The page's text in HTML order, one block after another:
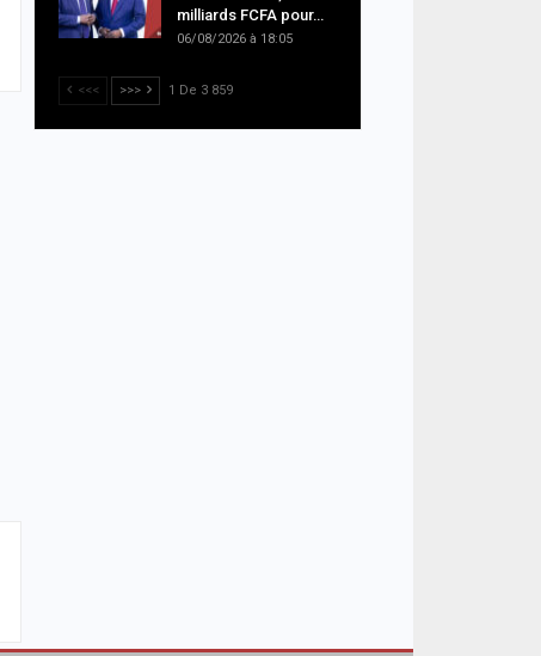
milliards FCFA pour…
06/08/2026 à 18:05
<<< >>> 1 De 3 859